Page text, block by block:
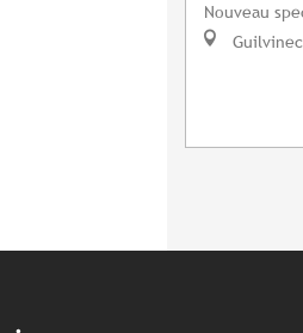
Nouveau
Guilvinec